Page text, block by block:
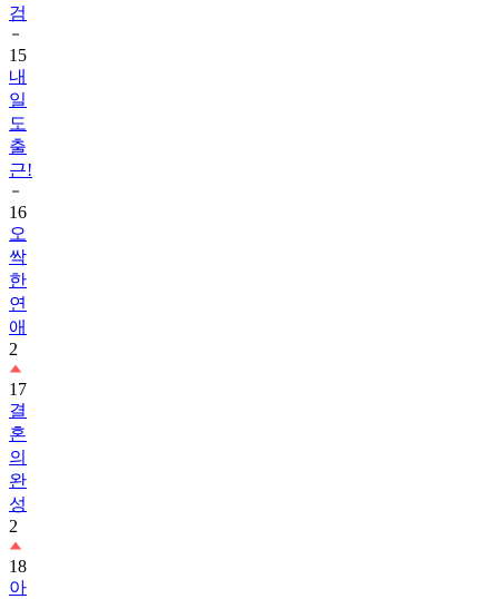
검
15
내
일
도
출
근!
16
오
싹
한
연
애
2
17
결
혼
의
완
성
2
18
아